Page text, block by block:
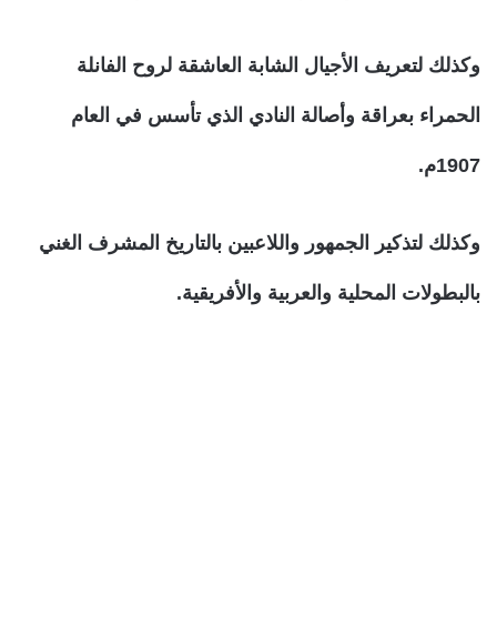
وكذلك لتعريف الأجيال الشابة العاشقة لروح الفانلة
الحمراء بعراقة وأصالة النادي الذي تأسس في العام
1907م.
وكذلك لتذكير الجمهور واللاعبين بالتاريخ المشرف الغني
بالبطولات المحلية والعربية والأفريقية.